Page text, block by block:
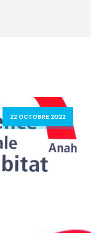
22 OCTOBRE 2022